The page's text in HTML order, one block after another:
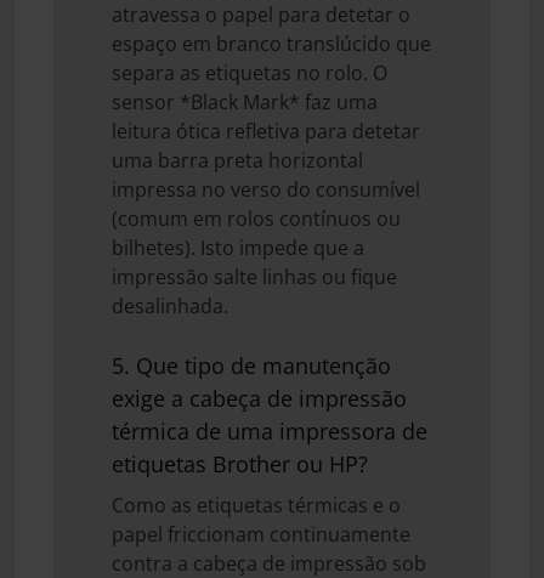
atravessa o papel para detetar o
espaço em branco translúcido que
separa as etiquetas no rolo. O
sensor *Black Mark* faz uma
leitura ótica refletiva para detetar
uma barra preta horizontal
impressa no verso do consumível
(comum em rolos contínuos ou
bilhetes). Isto impede que a
impressão salte linhas ou fique
desalinhada.
5. Que tipo de manutenção
exige a cabeça de impressão
térmica de uma impressora de
etiquetas Brother ou HP?
Como as etiquetas térmicas e o
papel friccionam continuamente
contra a cabeça de impressão sob